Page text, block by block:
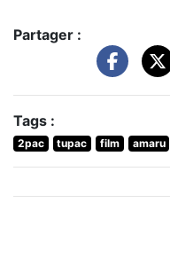
Partager :
Tags :
2pac tupac film amaru